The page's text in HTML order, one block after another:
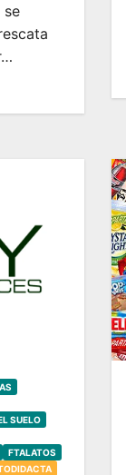
se
SUELO
FTALATOS